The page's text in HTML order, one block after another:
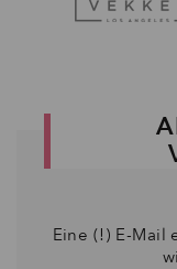
Eine (!) E-Mail